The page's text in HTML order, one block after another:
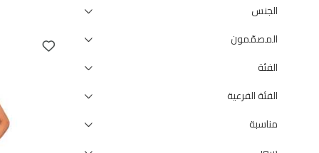
الجنس
المصمّمون
الفئة
الفئة الفرعية
مناسبة